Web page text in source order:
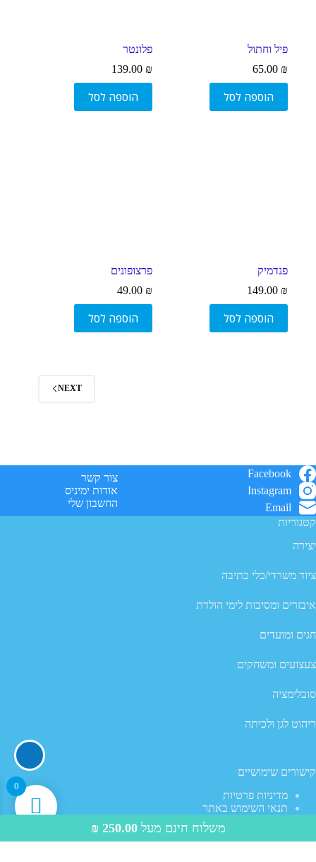
פיל וחתול
65.00 ₪
הוספה לסל
פלונטר
139.00 ₪
הוספה לסל
פנדמיק
149.00 ₪
הוספה לסל
פרצופונים
49.00 ₪
הוספה לסל
NEXT
Facebook
Instagram
Email
צור קשר
אודות ימיניס
החשבון שלי
קטגוריות
יצירה
ציוד משרדי/כלי כתיבה
איבזרים ומסיבות לימי הולדת
חגים ומועדים
צעצועים ומשחקים
סובלימציה
ריהוט לגן ולכיתה
קישורים שימושיים
מדיניות פרטיות
תנאי השימוש באתר
מדיניות ביטול עסקה
0
משלוח חינם מעל250.00
₪